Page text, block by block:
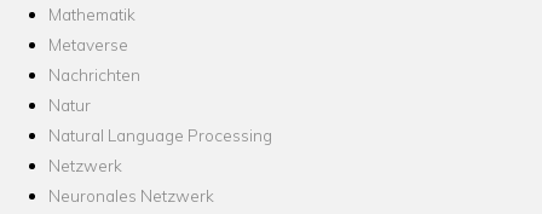
Mathematik
Metaverse
Nachrichten
Natur
Natural Language Processing
Netzwerk
Neuronales Netzwerk